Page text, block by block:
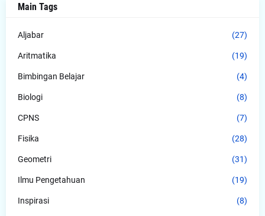
Main Tags
Aljabar (27)
Aritmatika (19)
Bimbingan Belajar (4)
Biologi (8)
CPNS (7)
Fisika (28)
Geometri (31)
Ilmu Pengetahuan (19)
Inspirasi (8)